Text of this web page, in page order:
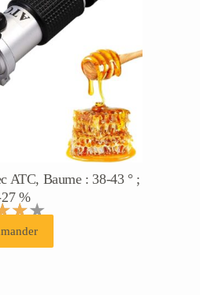
ATC, Baume : 38-43 ° ;
%
★★